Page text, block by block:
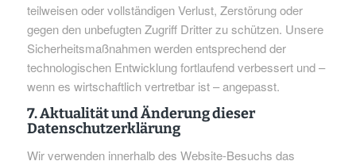
teilweisen oder vollständigen Verlust, Zerstörung oder
gegen den unbefugten Zugriff Dritter zu schützen. Unsere
Sicherheitsmaßnahmen werden entsprechend der
technologischen Entwicklung fortlaufend verbessert und –
wenn es wirtschaftlich vertretbar ist – angepasst.
7. Aktualität und Änderung dieser
Datenschutzerklärung
Wir verwenden innerhalb des Website-Besuchs das